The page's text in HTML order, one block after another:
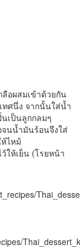
อผสมเข้าด้วยกัน
นึ่ง จากนั้นใส่น้ำ
เป็นลูกกลมๆ
นน้ำมันร้อนจึงใส่
ไหม้
ห้เย็น (โรยหน้า